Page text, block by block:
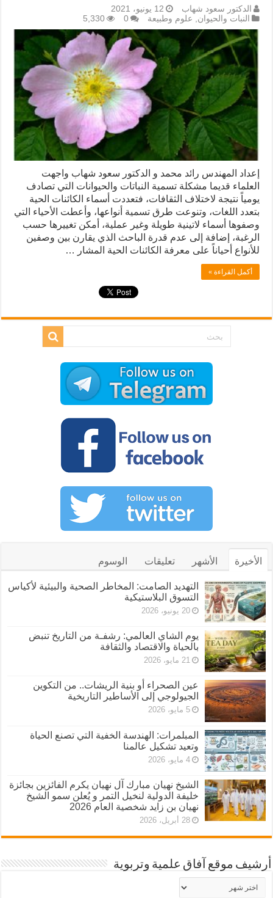
الدكتور سعود شهاب
12 يونيو، 2021
النبات والحيوان, علوم وطبيعة 0
5,330
إعداد المهندس رائد محمد و الدكتور سعود شهاب واجهت
العلماء قديما مشكلة تسمية النباتات والحيوانات التي تصادف
يومياً نتيجة لاختلاف الثقافات، فتعددت أسماء الكائنات الحية
بتعدد اللغات، وتنوعت طرق تسمية أنواعها، وأعطت الأحياء التي
وصفوها أسماء لاتينية طويلة وغير عملية، أمكن تغييرها حسب
الرغبة، إضافة إلى عدم قدرة الباحث الذي يقارن بين وصفين
للأنواع أحياناً على معرفة الكائنات الحية المشار …
أكمل القراءة »
الأخيرة الأشهر تعليقات الوسوم
التهديد الصامت: المخاطر الصحية والبيئية لأكياس
التسوق البلاستيكية
20 يونيو، 2026
يوم الشاي العالمي: رشفـة من التاريخ تنبض
بالحياة والاقتصاد والثقافة
21 مايو، 2026
عين الصحراء أو بنية الريشات.. من التكوين
الجيولوجي إلى الأساطير التاريخية
5 مايو، 2026
المبلمرات: الهندسة الخفية التي تصنع الحياة
وتعيد تشكيل عالمنا
4 مايو، 2026
الشيخ نهيان مبارك آل نهيان يكرم الفائزين بجائزة
خليفة الدولية لنخيل التمر و يُعلن سمو الشيخ
نهيان بن زايد شخصية العام 2026
28 أبريل، 2026
أرشيف موقع آفاق علمية وتربوية
أرشيف
موقع